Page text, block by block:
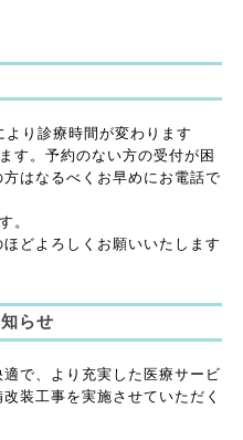
り診療時間が変わります
す。予約のない方の受付が困
はなるべくお早めにお電話で
。
どよろしくお願いいたします
らせ
で、より充実した医療サービ
装工事を実施させていただく